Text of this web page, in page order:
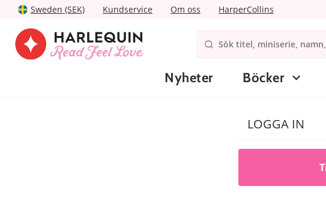
Sweden (SEK) Kundservice Om oss HarperCollins
Nyheter Böcker
LOGGA IN